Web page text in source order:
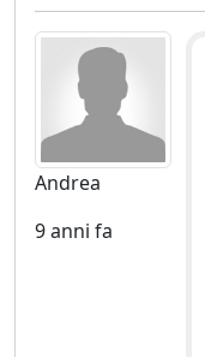
Andrea
9 anni fa